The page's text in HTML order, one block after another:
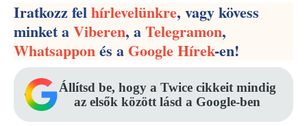
Iratkozz felhírlevelünkre, vagy kövess
minket aViberen, aTelegramon,
Whatsapponés aGoogle Hírek-en!
Állítsd be, hogy a Twice cikkeit mindig
az elsők között lásd a Google-ben